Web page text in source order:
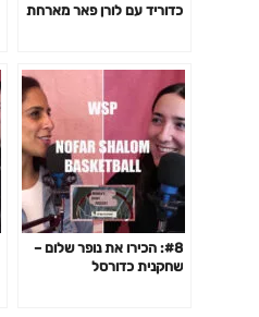
כדוריד עם לורן פאר מארחת
#8: הכירו את נופר שלום –
שחקנית כדורסל